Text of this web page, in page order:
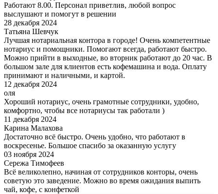
Работают 8.00. Персонал приветлив, любой вопрос
выслушают и помогут в решении
28 декабря 2024
Татьяна Шевчук
Лучшая нотариальная контора в городе! Очень компетентные
нотариус и помощники. Помогают всегда, работают быстро.
Можно прийти в выходные, во вторник работают до 20 час. В
большом зале для клиентов есть кофемашина и вода. Оплату
принимают и наличными, и картой.
12 декабря 2024
оля
Хороший нотариус, очень грамотные сотрудники, удобно,
комфортно, чтобы все нотариусы так работали )
11 декабря 2024
Карина Малахова
Достаточно всё быстро. Очень удобно, что работают в
воскресенье. Большое спасибо за оказанную услугу
03 ноября 2024
Сережа Тимофеев
Всё великолепно, начиная от сотрудников конторы, очень
советую это заведение. Можно во время ожидания выпить
чай, кофе, с конфеткой